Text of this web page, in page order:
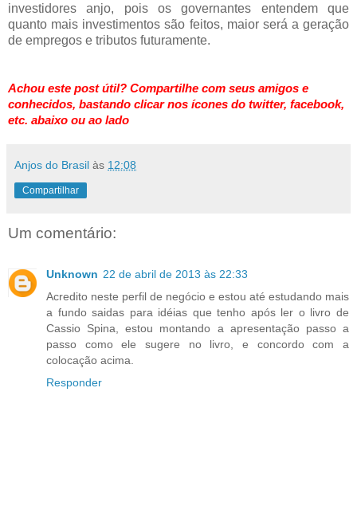
investidores anjo, pois os governantes entendem que
quanto mais investimentos são feitos, maior será a geração
de empregos e tributos futuramente.
Achou este post útil? Compartilhe com seus amigos e
conhecidos, bastando clicar nos ícones do twitter, facebook,
etc. abaixo ou ao lado
Anjos do Brasil às 12:08
Compartilhar
Um comentário:
Unknown 22 de abril de 2013 às 22:33
Acredito neste perfil de negócio e estou até estudando mais
a fundo saidas para idéias que tenho após ler o livro de
Cassio Spina, estou montando a apresentação passo a
passo como ele sugere no livro, e concordo com a
colocação acima.
Responder